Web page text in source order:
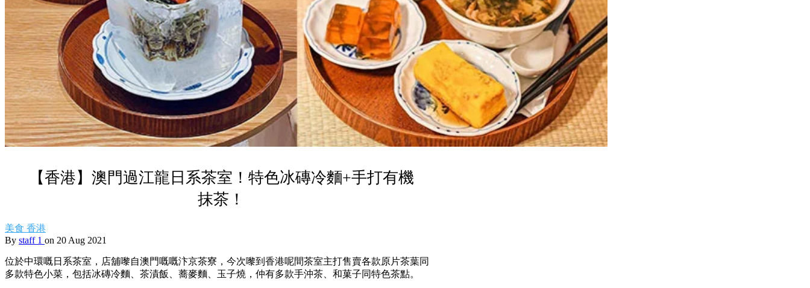
【香港】澳門過江龍日系茶室！特色冰磚冷麵+手打有機
抹茶！
美食 香港
By staff 1 on 20 Aug 2021
位於中環嘅日系茶室，店舖嚟自澳門嘅嘅汴京茶寮，今次嚟到香港呢間茶室主打售賣各款原片茶葉同
多款特色小菜，包括冰磚冷麵、茶漬飯、蕎麥麵、玉子燒，仲有多款手沖茶、和菓子同特色茶點。